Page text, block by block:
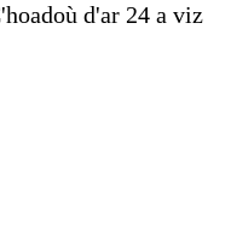
d'ar 24 a viz